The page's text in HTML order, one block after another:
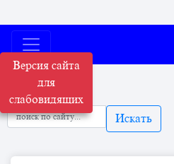
Версия сайта
для
слабовидящих
Искать